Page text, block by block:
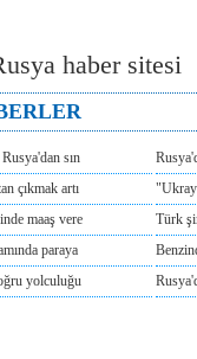
sın
çıkmak artı
maaş vere
Türk
paraya
yolculuğu